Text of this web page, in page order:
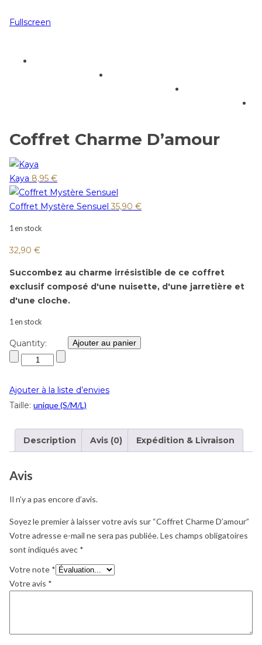
Fullscreen
Coffret Charme D’amour
Kaya 8,95 €
Coffret Mystère Sensuel 35,90 €
1 en stock
32,90 €
Succombez au charme irrésistible de ce coffret
exclusif composé d'une nuisette, d'une jarretière et
d'une cloche.
1 en stock
Quantity: Ajouter au panier
Ajouter à la liste d’envies
Taille: unique (S/M/L)
Description Avis (0) Expédition & Livraison
Avis
Il n’y a pas encore d’avis.
Soyez le premier à laisser votre avis sur “Coffret Charme D’amour”
Votre adresse e-mail ne sera pas publiée.Les champs obligatoires
sont indiqués avec *
Votre note *
Votre avis *